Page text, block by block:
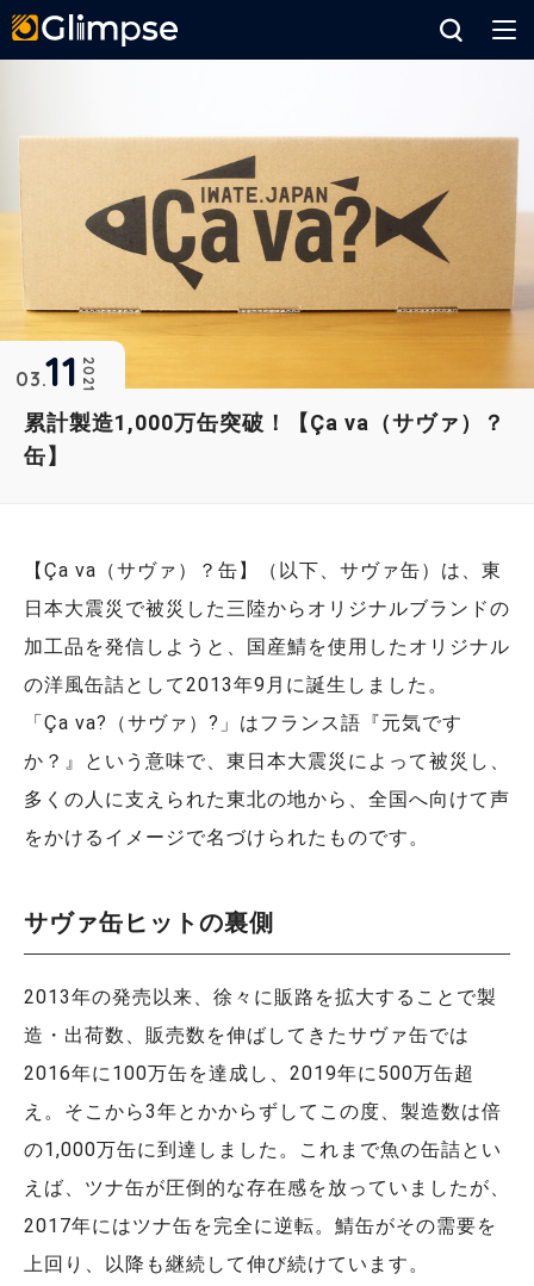
累計製造1,000万缶突破！【Ça va（サヴァ）？
缶】
2021
03 11
【Ça va（サヴァ）？缶】（以下、サヴァ缶）は、東
日本大震災で被災した三陸からオリジナルブランドの
加工品を発信しようと、国産鯖を使用したオリジナル
の洋風缶詰として2013年9月に誕生しました。
「Ça va?（サヴァ）?」はフランス語『元気です
か？』という意味で、東日本大震災によって被災し、
多くの人に支えられた東北の地から、全国へ向けて声
をかけるイメージで名づけられたものです。
サヴァ缶ヒットの裏側
2013年の発売以来、徐々に販路を拡大することで製
造・出荷数、販売数を伸ばしてきたサヴァ缶では
2016年に100万缶を達成し、2019年に500万缶超
え。そこから3年とかからずしてこの度、製造数は倍
の1,000万缶に到達しました。これまで魚の缶詰とい
えば、ツナ缶が圧倒的な存在感を放っていましたが、
2017年にはツナ缶を完全に逆転。鯖缶がその需要を
上回り、以降も継続して伸び続けています。